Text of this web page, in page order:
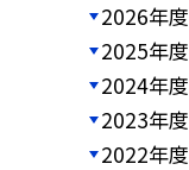
2026年度
2025年度
2024年度
2023年度
2022年度